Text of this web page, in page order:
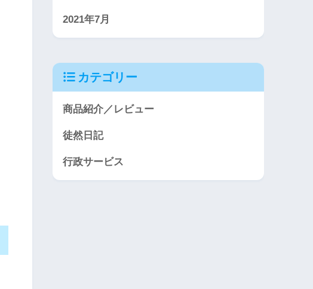
2021年7月
カテゴリー
商品紹介／レビュー
徒然日記
行政サービス